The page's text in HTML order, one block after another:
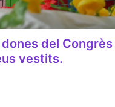
del Congrès
vestits.